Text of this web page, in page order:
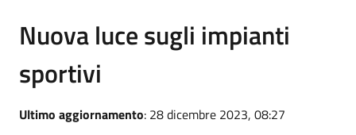
Nuova luce sugli impianti
sportivi
Ultimo aggiornamento: 28 dicembre 2023, 08:27